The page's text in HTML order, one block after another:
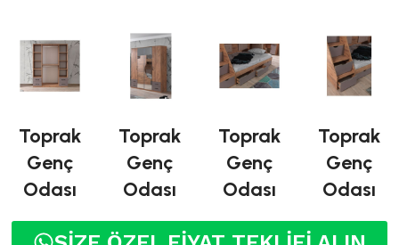
Toprak
Genç
Odası
Toprak
Genç
Odası
Toprak
Genç
Odası
Toprak
Genç
Odası